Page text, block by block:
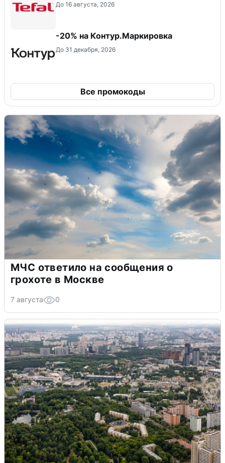
До 16 августа, 2026
-20% на Контур.Маркировка
До 31 декабря, 2026
Все промокоды
МЧС ответило на сообщения о
грохоте в Москве
7 августа 0